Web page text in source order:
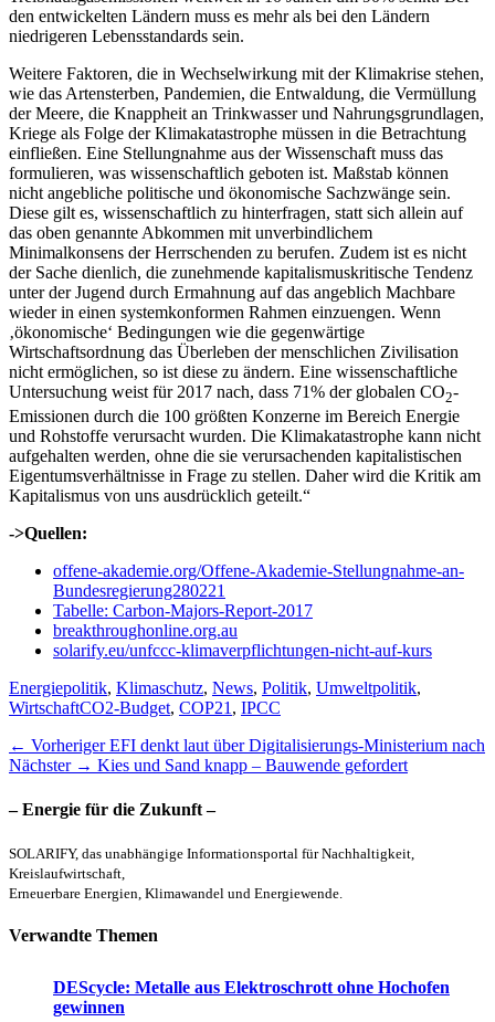
den entwickelten Ländern muss es mehr als bei den Ländern
niedrigeren Lebensstandards sein.
Weitere Faktoren, die in Wechselwirkung mit der Klimakrise stehen,
wie das Artensterben, Pandemien, die Entwaldung, die Vermüllung
der Meere, die Knappheit an Trinkwasser und Nahrungsgrundlagen,
Kriege als Folge der Klimakatastrophe müssen in die Betrachtung
einfließen. Eine Stellungnahme aus der Wissenschaft muss das
formulieren, was wissenschaftlich geboten ist. Maßstab können
nicht angebliche politische und ökonomische Sachzwänge sein.
Diese gilt es, wissenschaftlich zu hinterfragen, statt sich allein auf
das oben genannte Abkommen mit unverbindlichem
Minimalkonsens der Herrschenden zu berufen. Zudem ist es nicht
der Sache dienlich, die zunehmende kapitalismuskritische Tendenz
unter der Jugend durch Ermahnung auf das angeblich Machbare
wieder in einen systemkonformen Rahmen einzuengen. Wenn
‚ökonomische‘ Bedingungen wie die gegenwärtige
Wirtschaftsordnung das Überleben der menschlichen Zivilisation
nicht ermöglichen, so ist diese zu ändern. Eine wissenschaftliche
Untersuchung weist für 2017 nach, dass 71% der globalen CO2-
Emissionen durch die 100 größten Konzerne im Bereich Energie
und Rohstoffe verursacht wurden. Die Klimakatastrophe kann nicht
aufgehalten werden, ohne die sie verursachenden kapitalistischen
Eigentumsverhältnisse in Frage zu stellen. Daher wird die Kritik am
Kapitalismus von uns ausdrücklich geteilt.“
->Quellen:
offene-akademie.org/Offene-Akademie-Stellungnahme-an-
Bundesregierung280221
Tabelle: Carbon-Majors-Report-2017
breakthroughonline.org.au
solarify.eu/unfccc-klimaverpflichtungen-nicht-auf-kurs
Kategorien
Energiepolitik, Klimaschutz, News, Politik, Umweltpolitik,
WirtschaftSchlagworte
CO2-Budget, COP21 , IPCC
Beitragsnavigation
← Vorheriger Vorheriger
Beitrag:
EFI denkt laut über Digitalisierungs-Ministerium nach
Nächster → Nächster
Kies und Sand knapp – Bauwende gefordert
– Energie für die Zukunft –
SOLARIFY, das unabhängige Informationsportal für Nachhaltigkeit,
Kreislaufwirtschaft,
Erneuerbare Energien, Klimawandel und Energiewende.
Verwandte Themen
DEScycle: Metalle aus Elektroschrott ohne Hochofen
gewinnen